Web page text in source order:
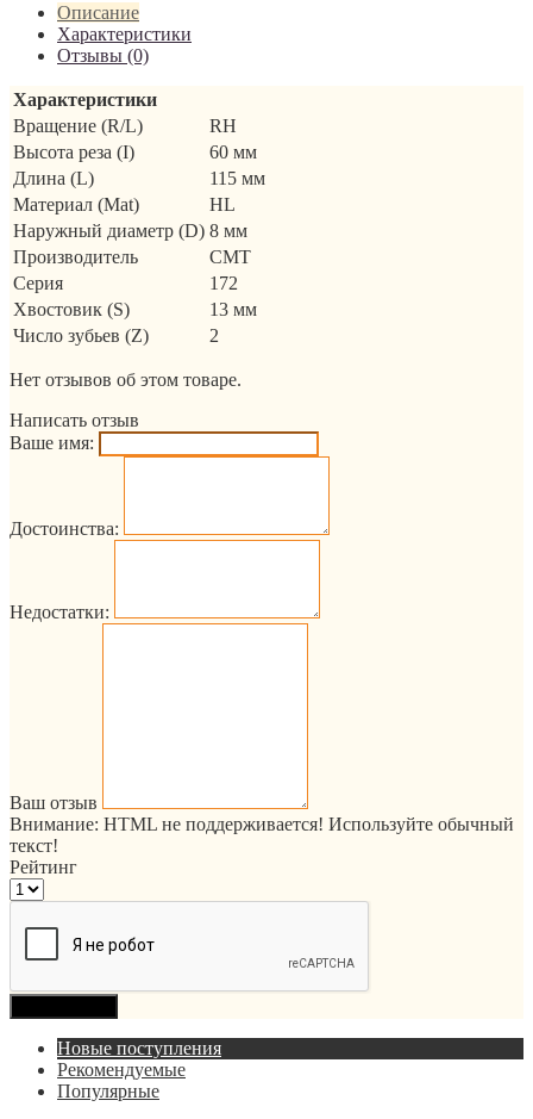
Описание
Характеристики
Отзывы (0)
Характеристики
Вращение (R/L)
RH
Высота реза (I)
60 мм
Длина (L)
115 мм
Материал (Mat)
HL
Наружный диаметр (D) 8 мм
Производитель
CMT
Серия
172
Хвостовик (S)
13 мм
Число зубьев (Z)
2
Нет отзывов об этом товаре.
Написать отзыв
Ваше имя:
Достоинства:
Недостатки:
Ваш отзыв
Внимание: HTML не поддерживается! Используйте обычный
текст!
Рейтинг
Новые поступления
Рекомендуемые
Популярные